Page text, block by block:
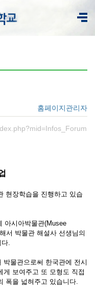
홈페이지관리자
현장학습을 진행하고 있습
아시아박물관(Musee
서 박물관 해설사 선생님의
.
물관으로써 한국관에 전시
게 보여주고 또 모형도 직접
폭을 넓혀주고 있습니다.